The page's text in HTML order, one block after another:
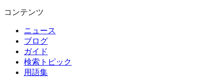
コンテンツ
ニュース
ブログ
ガイド
検索トピック
用語集